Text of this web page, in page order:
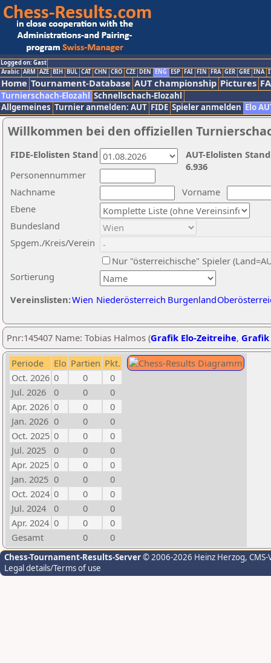
Logged on: Gast
Arabic ARM AZE BIH BUL CAT CHN CRO CZE DEN ENG ESP FAI FIN FRA GER GRE INA
Home Tournament-Database AUT championship Pictures
Turnierschach-Elozahl Schnellschach-Elozahl
Allgemeines Turnier anmelden: AUT FIDE Spieler anmelden Elo
Willkommen bei den offiziellen
Nachname
Vorname
Ebene
Sortierung
Personennummer
Bundesland
Spgem./Kreis/Verein
Nur "österreichische" Spieler
Vereinslisten:Wien Niederösterreich Burgenland
AUT-Elolisten
6.936
FIDE-Elolisten Stand
Pnr:145407 Name: Tobias Halmos (Grafik Elo-Zeitreihe, Grafik
Periode Elo Partien Pkt.
Oct. 2026 0 0
0
Jul. 2026
0 0
0
Apr. 2026 0 0
0
Jan. 2026 0 0
0
Oct. 2025 0 0
0
Jul. 2025
0 0
0
Apr. 2025 0 0
0
Jan. 2025 0 0
0
Oct. 2024 0 0
0
Jul. 2024
0 0
0
Apr. 2024 0 0
0
Gesamt
0 0
Chess-Tournament-Results-Server© 2006-2026 Heinz Herzog,
Legal details/Terms of use